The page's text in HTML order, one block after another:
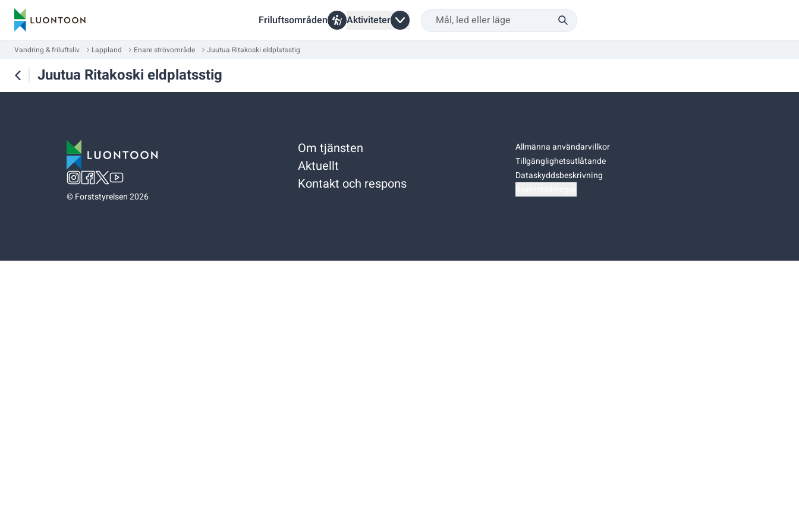
Friluftsområden Aktiviteter
Vandring & friluftsliv Lappland Enare strövområde Juutua Ritakoski eldplatsstig
Juutua Ritakoski eldplatsstig
©Forststyrelsen 2026
Om tjänsten
Aktuellt
Kontakt och respons
Allmänna användarvillkor
Tillgänglighetsutlåtande
Dataskyddsbeskrivning